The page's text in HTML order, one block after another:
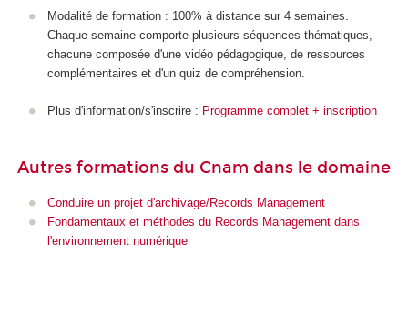
Modalité de formation : 100% à distance sur 4 semaines.
Chaque semaine comporte plusieurs séquences thématiques,
chacune composée d'une vidéo pédagogique, de ressources
complémentaires et d'un quiz de compréhension.
Plus d'information/s'inscrire : Programme complet + inscription
Autres formations du Cnam dans le domaine
Conduire un projet d'archivage/Records Management
Fondamentaux et méthodes du Records Management dans
l'environnement numérique